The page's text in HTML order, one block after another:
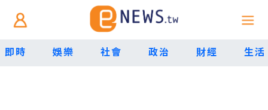
即時 娛樂 社會 政治 財經 生活